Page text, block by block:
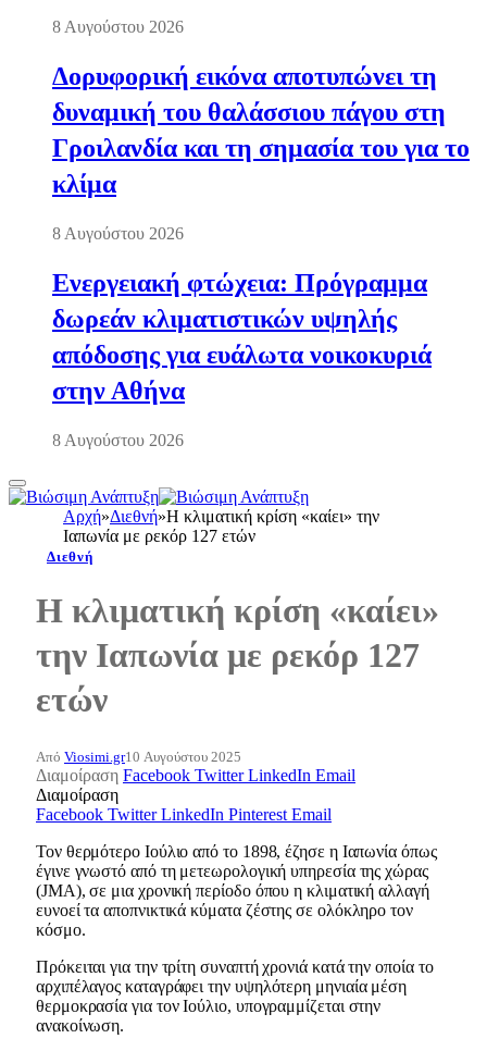
8 Αυγούστου 2026
Δορυφορική εικόνα αποτυπώνει τη
δυναμική του θαλάσσιου πάγου στη
Γροιλανδία και τη σημασία του για το
κλίμα
8 Αυγούστου 2026
Ενεργειακή φτώχεια: Πρόγραμμα
δωρεάν κλιματιστικών υψηλής
απόδοσης για ευάλωτα νοικοκυριά
στην Αθήνα
8 Αυγούστου 2026
Αρχή»Διεθνή»Η κλιματική κρίση «καίει» την
Ιαπωνία με ρεκόρ 127 ετών
Διεθνή
Η κλιματική κρίση «καίει»
την Ιαπωνία με ρεκόρ 127
ετών
Από Viosimi.gr10 Αυγούστου 2025
Διαμοίραση Facebook Twitter LinkedIn Email
Διαμοίραση
Facebook Twitter LinkedIn Pinterest Email
Τον θερμότερο Ιούλιο από το 1898, έζησε η Ιαπωνία όπως
έγινε γνωστό από τη μετεωρολογική υπηρεσία της χώρας
(JMA), σε μια χρονική περίοδο όπου η κλιματική αλλαγή
ευνοεί τα αποπνικτικά κύματα ζέστης σε ολόκληρο τον
κόσμο.
Πρόκειται για την τρίτη συναπτή χρονιά κατά την οποία το
αρχιπέλαγος καταγράφει την υψηλότερη μηνιαία μέση
θερμοκρασία για τον Ιούλιο, υπογραμμίζεται στην
ανακοίνωση.